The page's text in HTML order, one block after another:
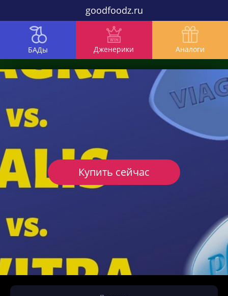
goodfoodz.ru
БАДы Дженерики Аналоги
Купить сейчас